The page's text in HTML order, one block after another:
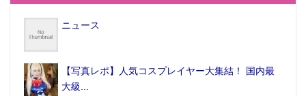
ニュース
【写真レポ】人気コスプレイヤー大集結！ 国内最
大級...